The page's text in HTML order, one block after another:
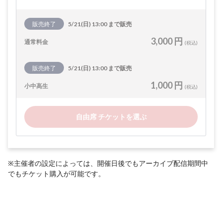
販売終了 5/21(日) 13:00 まで販売
通常料金 3,000 円 (税込)
販売終了 5/21(日) 13:00 まで販売
小中高生 1,000 円 (税込)
自由席 チケットを選ぶ
※主催者の設定によっては、開催日後でもアーカイブ配信期間中
でもチケット購入が可能です。